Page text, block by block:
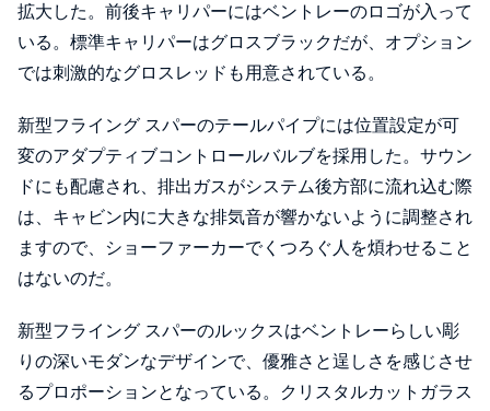
拡大した。前後キャリパーにはベントレーのロゴが入って
いる。標準キャリパーはグロスブラックだが、オプション
では刺激的なグロスレッドも用意されている。
新型フライング スパーのテールパイプには位置設定が可
変のアダプティブコントロールバルブを採用した。サウン
ドにも配慮され、排出ガスがシステム後方部に流れ込む際
は、キャビン内に大きな排気音が響かないように調整され
ますので、ショーファーカーでくつろぐ人を煩わせること
はないのだ。
新型フライング スパーのルックスはベントレーらしい彫
りの深いモダンなデザインで、優雅さと逞しさを感じさせ
るプロポーションとなっている。クリスタルカットガラス